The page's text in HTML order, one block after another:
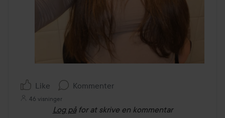
Like Kommenter
46 visninger
Log på for at skrive en kommentar